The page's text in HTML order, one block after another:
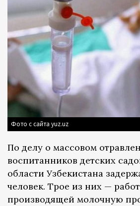
Фото с сайта yuz.uz
По делу о массовом
воспитанников детских
области Узбекистана
человек. Трое из них —
производящей молочную